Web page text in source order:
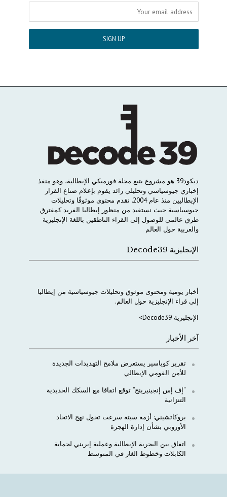
ديكود39 هو مشروع يتبع مجلة فورميكي الإيطالية، وهو منفذ
إخباري جيوسياسي وتحليلي رائد يقوم بإعلام صناع القرار
الإيطاليين منذ عام 2004. نقدم محتوى موثوقًا وتحليلات
جيوسياسية حيث نستفيد من منظور إيطاليا الفريد كمفترق
طرق عالمي للوصول إلى القراء الناطقين باللغة الإنجليزية
والعربية حول العالم
الإنجليزية Decode39
أخبار يومية ومحتوى موثوق وتحليلات جيوسياسية من إيطاليا
إلى قراء الإنجليزية حول العالم.
الإنجليزية Decode39>
آخر الأخبار
تقرير كوباسير يستعرض ملامح التهديدات الجديدة
للأمن القومي الإيطالي
“إف إس إنجينيرينج” توقع اتفاقا مع السكك الحديدية
التنزانية
بروكاتشيني: أزمة سبتة سرعت تحول نهج الاتحاد
الأوروبي بشأن إدارة الهجرة
اتفاق بين البحرية الإيطالية وعملية إيريني لحماية
الكابلات وخطوط الغاز في المتوسط